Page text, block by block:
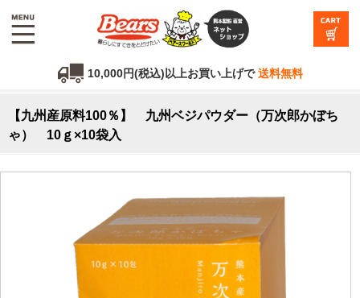
10,000円(税込)以上お買い上げで送料無料
【九州産原料100％】 九州ベジパウダー（万次郎かぼち
ゃ） 10ｇ×10袋入